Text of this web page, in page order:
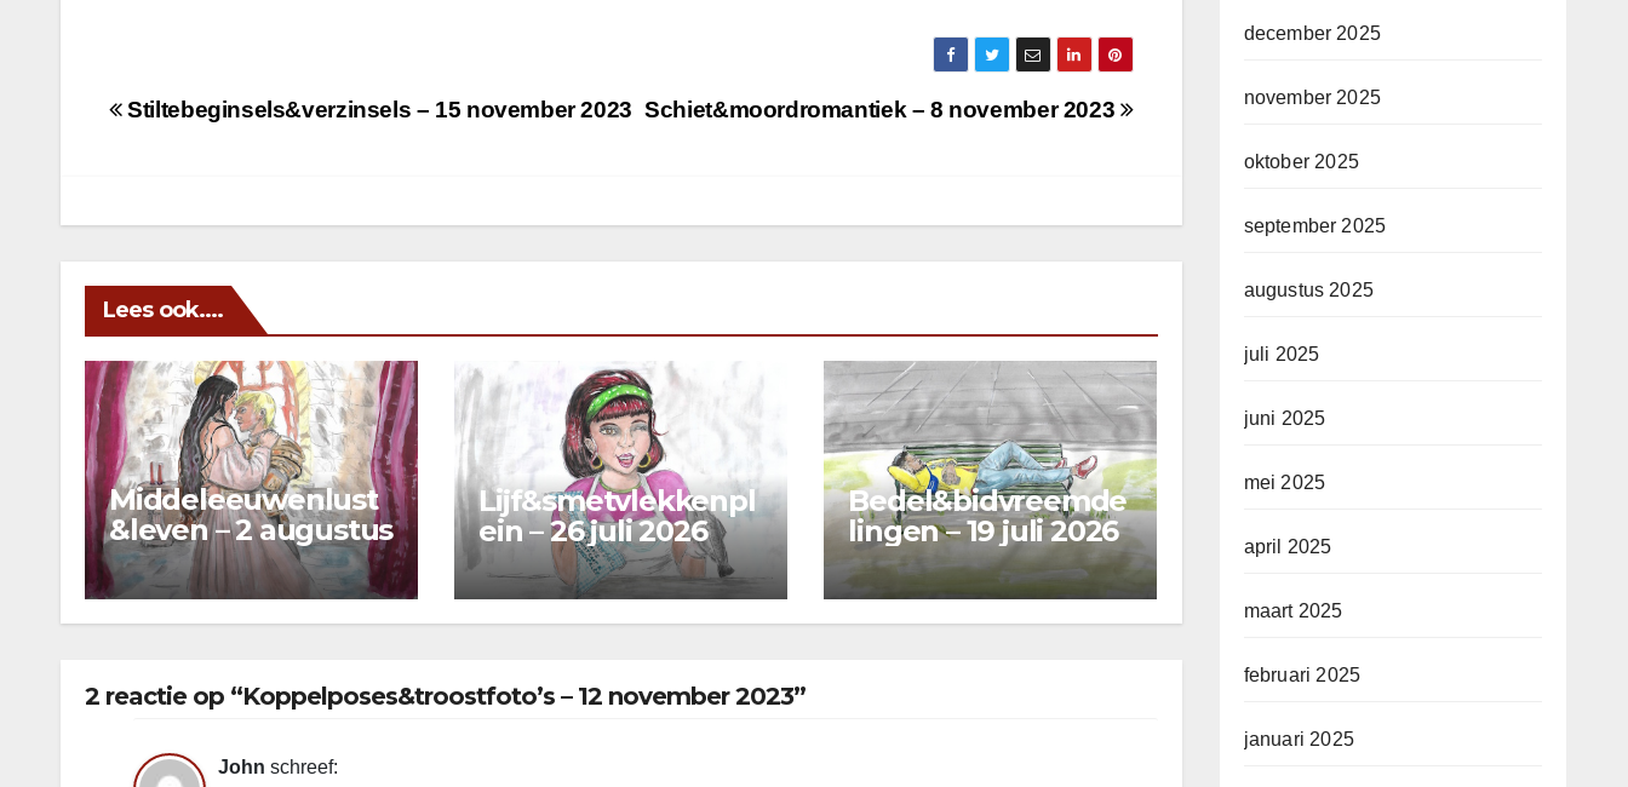
Berichtnavigatie Schiet&moordromantiek – 8 november 2023
Stiltebeginsels&verzinsels – 15 november 2023
Lees ook....
Middeleeuwenlust
&leven – 2 augustus
2026
Lijf&smetvlekkenpl
ein – 26 juli 2026
Bedel&bidvreemde
lingen – 19 juli 2026
2 reactie op “Koppelposes&troostfoto’s – 12 november 2023”
John schreef:
december 2025
november 2025
oktober 2025
september 2025
augustus 2025
juli 2025
juni 2025
mei 2025
april 2025
maart 2025
februari 2025
januari 2025